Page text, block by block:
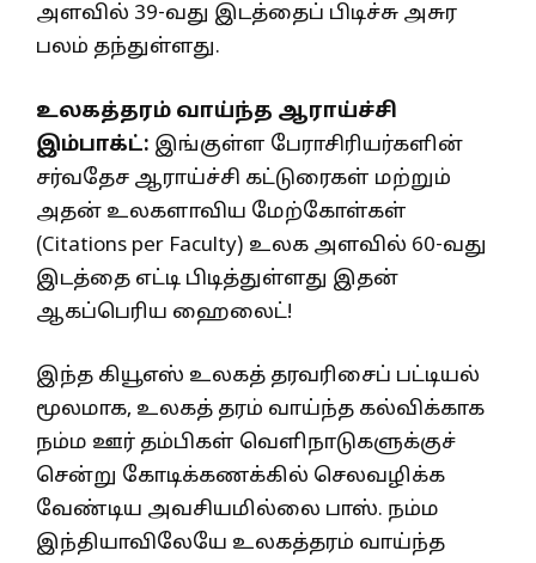
அளவில் 39-வது இடத்தைப் பிடிச்சு அசுர
பலம் தந்துள்ளது.
உலகத்தரம் வாய்ந்த ஆராய்ச்சி
இம்பாக்ட்: இங்குள்ள பேராசிரியர்களின்
சர்வதேச ஆராய்ச்சி கட்டுரைகள் மற்றும்
அதன் உலகளாவிய மேற்கோள்கள்
(Citations per Faculty) உலக அளவில் 60-வது
இடத்தை எட்டி பிடித்துள்ளது இதன்
ஆகப்பெரிய ஹைலைட்!
இந்த கியூஎஸ் உலகத் தரவரிசைப் பட்டியல்
மூலமாக, உலகத் தரம் வாய்ந்த கல்விக்காக
நம்ம ஊர் தம்பிகள் வெளிநாடுகளுக்குச்
சென்று கோடிக்கணக்கில் செலவழிக்க
வேண்டிய அவசியமில்லை பாஸ். நம்ம
இந்தியாவிலேயே உலகத்தரம் வாய்ந்த